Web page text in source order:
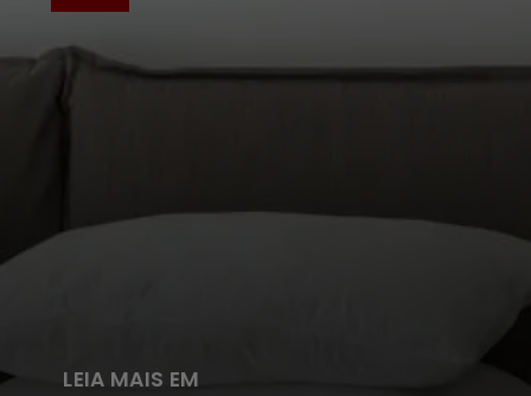
LEIA MAIS EM